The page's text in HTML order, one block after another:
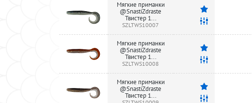
Мягкие приманки
@SnastiZdraste
Твистер 1...
SZLTWS10007
Мягкие приманки
@SnastiZdraste
Твистер 1...
SZLTWS10008
Мягкие приманки
@SnastiZdraste
Твистер 1...